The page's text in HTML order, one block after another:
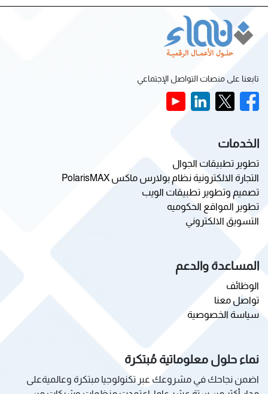
تابعنا على منصات التواصل الإجتماعي
الخدمات
تطوير تطبيقات الجوال
التجارة الالكترونية نظام بولارس ماكس PolarisMAX
تصميم وتطوير تطبيقات الويب
تطوير المواقع الحكوميه
التسويق الالكتروني
المساعدة والدعم
الوظائف
تواصل معنا
سياسة الخصوصية
نماء حلول معلوماتية مُبتكرة
اضمن نجاحك في مشروعك عبر تكنولوجيا مبتكرة وعالميةعلى